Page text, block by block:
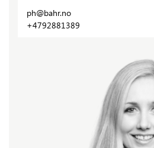
ph@bahr.no
+4792881389